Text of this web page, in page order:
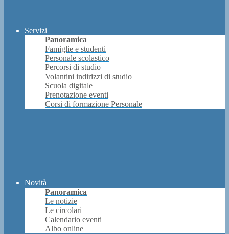
Servizi
Panoramica
Famiglie e studenti
Personale scolastico
Percorsi di studio
Volantini indirizzi di studio
Scuola digitale
Prenotazione eventi
Corsi di formazione Personale
Novità
Panoramica
Le notizie
Le circolari
Calendario eventi
Albo online